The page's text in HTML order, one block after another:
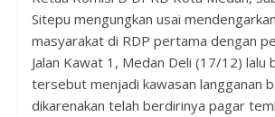
Sitepu mengungkan usai
masyarakat di RDP pertama dengan
Jalan Kawat 1, Medan Deli (17/12) lalu
tersebut menjadi kawasan langganan
dikarenakan telah berdirinya pagar